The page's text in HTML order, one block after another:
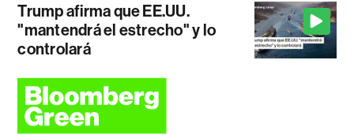
Trump afirma que EE.UU.
"mantendrá el estrecho" y lo
controlará